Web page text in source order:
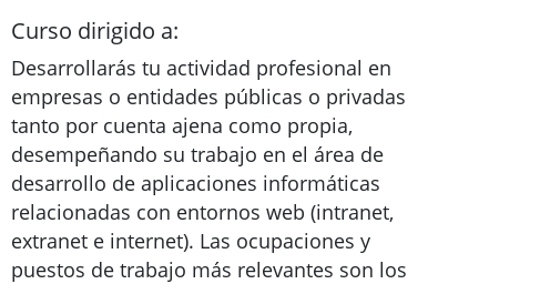
Curso dirigido a:
Desarrollarás tu actividad profesional en
empresas o entidades públicas o privadas
tanto por cuenta ajena como propia,
desempeñando su trabajo en el área de
desarrollo de aplicaciones informáticas
relacionadas con entornos web (intranet,
extranet e internet). Las ocupaciones y
puestos de trabajo más relevantes son los